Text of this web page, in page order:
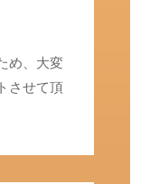
め、大変
させて頂